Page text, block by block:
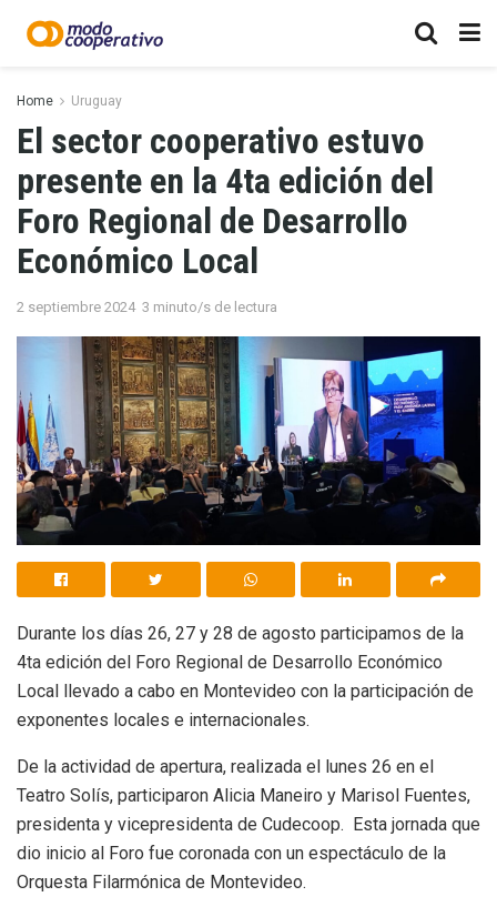
Home Uruguay
El sector cooperativo estuvo
presente en la 4ta edición del
Foro Regional de Desarrollo
Económico Local
2 septiembre 2024 3 minuto/s de lectura
Durante los días 26, 27 y 28 de agosto participamos de la
4ta edición del Foro Regional de Desarrollo Económico
Local llevado a cabo en Montevideo con la participación de
exponentes locales e internacionales.
De la actividad de apertura, realizada el lunes 26 en el
Teatro Solís, participaron Alicia Maneiro y Marisol Fuentes,
presidenta y vicepresidenta de Cudecoop. Esta jornada que
dio inicio al Foro fue coronada con un espectáculo de la
Orquesta Filarmónica de Montevideo.